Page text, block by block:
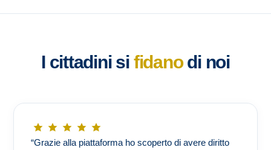
I cittadini si fidanodi noi
“Grazie alla piattaforma ho scoperto di avere diritto